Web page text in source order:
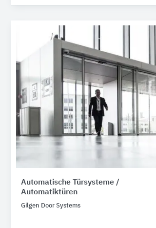
Automatische Türsysteme /
Automatiktüren
Gilgen Door Systems